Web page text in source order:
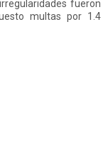
fueron
multas por 1.4